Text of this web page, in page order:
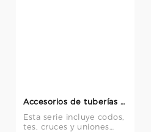
Accesorios de tuberías de acero inoxidable 304/316L de alta calidad - Gama completa de pinzas sanita
Esta serie incluye codos,
tes, cruces y uniones